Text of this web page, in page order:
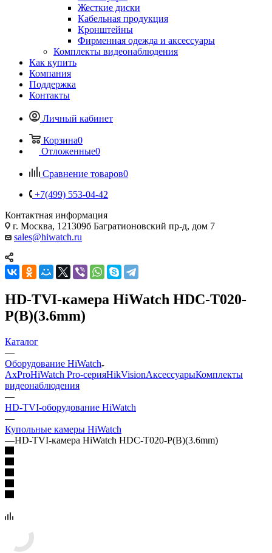
Жесткие диски
Кабельная продукция
Кронштейны
Фирменная одежда и аксессуары
Комплекты видеонаблюдения
Как купить
Компания
Поддержка
Контакты
Личный кабинет
Корзина0
Отложенные0
Сравнение товаров0
+7(499) 553-04-42
Контактная информация
г. Москва, 121309б Багратионовский пр-д, дом 7
sales@hiwatch.ru
HD-TVI-камера HiWatch HDC-T020-
P(B)(3.6mm)
Каталог
—
Оборудование HiWatch
AxProHiWatch Pro-серияHikVisionАксессуарыКомплекты
видеонаблюдения
—
HD-TVI-оборудование HiWatch
—
Купольные камеры HiWatch
—HD-TVI-камера HiWatch HDC-T020-P(B)(3.6mm)